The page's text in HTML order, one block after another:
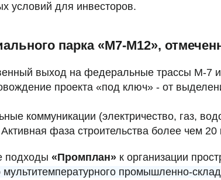
условий для инвесторов.
парка «М7-М12»,
выход на федеральные трассы М-7
проекта «под ключ» - от
коммуникации (электричество, газ,
Активная фаза строительства более чем 20
подходы «Промплан» к организации
промышленно-